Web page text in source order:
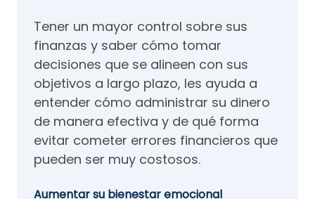
Tener un mayor control sobre sus
finanzas y saber cómo tomar
decisiones que se alineen con sus
objetivos a largo plazo, les ayuda a
entender cómo administrar su dinero
de manera efectiva y de qué forma
evitar cometer errores financieros que
pueden ser muy costosos.
Aumentar su bienestar emocional